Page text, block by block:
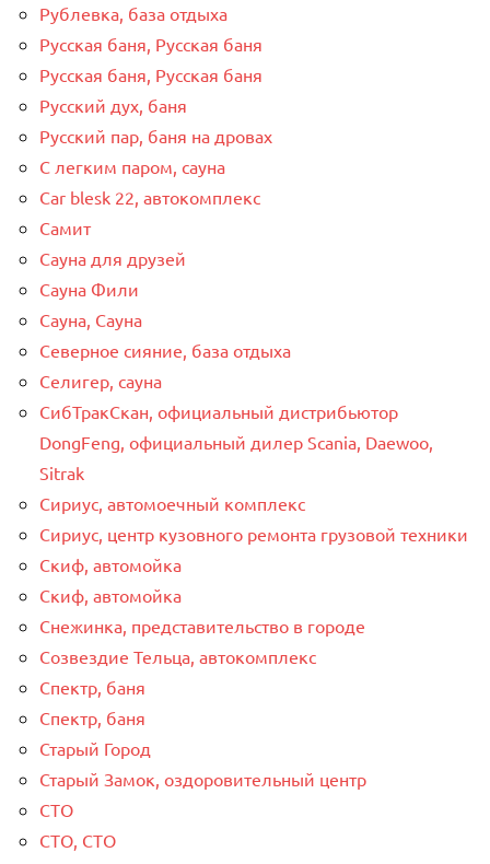
Рублевка, база отдыха
Русская баня, Русская баня
Русская баня, Русская баня
Русский дух, баня
Русский пар, баня на дровах
С легким паром, сауна
Сar blesk 22, автокомплекс
Самит
Сауна для друзей
Сауна Фили
Сауна, Сауна
Северное сияние, база отдыха
Селигер, сауна
СибТракСкан, официальный дистрибьютор
DongFeng, официальный дилер Scania, Daewoo,
Sitrak
Сириус, автомоечный комплекс
Сириус, центр кузовного ремонта грузовой техники
Скиф, автомойка
Скиф, автомойка
Снежинка, представительство в городе
Созвездие Тельца, автокомплекс
Спектр, баня
Спектр, баня
Старый Город
Старый Замок, оздоровительный центр
СТО
СТО, СТО